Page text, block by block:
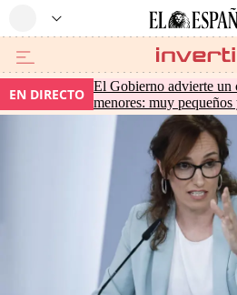
EN DIRECTO El Gobierno advierte un
menores: muy